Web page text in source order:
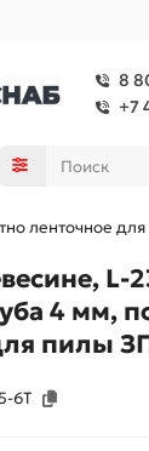
8
+7
ленточное
L-
4 мм,
пилы
6Т